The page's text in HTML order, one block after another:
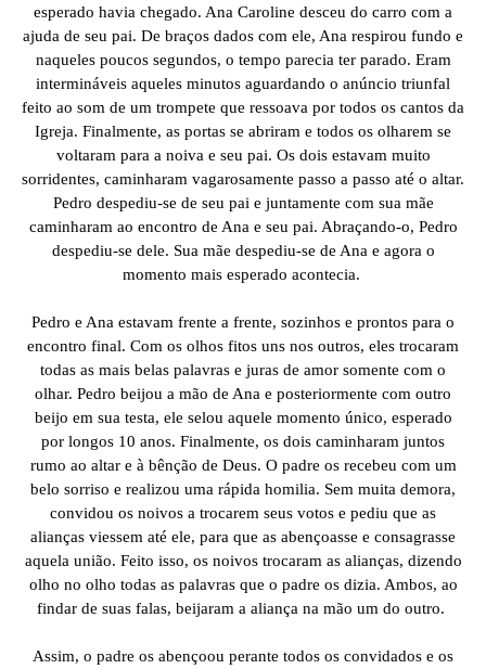
esperado havia chegado. Ana Caroline desceu do carro com a
ajuda de seu pai. De braços dados com ele, Ana respirou fundo e
naqueles poucos segundos, o tempo parecia ter parado. Eram
intermináveis aqueles minutos aguardando o anúncio triunfal
feito ao som de um trompete que ressoava por todos os cantos da
Igreja. Finalmente, as portas se abriram e todos os olharem se
voltaram para a noiva e seu pai. Os dois estavam muito
sorridentes, caminharam vagarosamente passo a passo até o altar.
Pedro despediu-se de seu pai e juntamente com sua mãe
caminharam ao encontro de Ana e seu pai. Abraçando-o, Pedro
despediu-se dele. Sua mãe despediu-se de Ana e agora o
momento mais esperado acontecia.
Pedro e Ana estavam frente a frente, sozinhos e prontos para o
encontro final. Com os olhos fitos uns nos outros, eles trocaram
todas as mais belas palavras e juras de amor somente com o
olhar. Pedro beijou a mão de Ana e posteriormente com outro
beijo em sua testa, ele selou aquele momento único, esperado
por longos 10 anos. Finalmente, os dois caminharam juntos
rumo ao altar e à bênção de Deus. O padre os recebeu com um
belo sorriso e realizou uma rápida homilia. Sem muita demora,
convidou os noivos a trocarem seus votos e pediu que as
alianças viessem até ele, para que as abençoasse e consagrasse
aquela união. Feito isso, os noivos trocaram as alianças, dizendo
olho no olho todas as palavras que o padre os dizia. Ambos, ao
findar de suas falas, beijaram a aliança na mão um do outro.
Assim, o padre os abençoou perante todos os convidados e os